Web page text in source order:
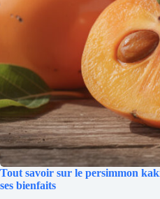
Tout savoir sur le persimmon
ses bienfaits